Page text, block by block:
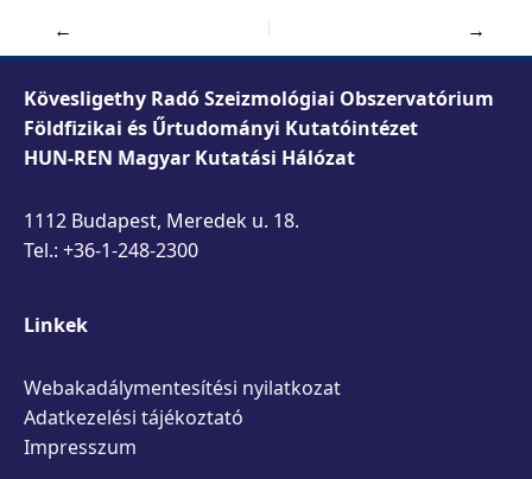
← →
Kövesligethy Radó Szeizmológiai Obszervatórium
Földfizikai és Űrtudományi Kutatóintézet
HUN-REN Magyar Kutatási Hálózat
1112 Budapest, Meredek u. 18.
Tel.: +36-1-248-2300
Linkek
Webakadálymentesítési nyilatkozat
Adatkezelési tájékoztató
Impresszum